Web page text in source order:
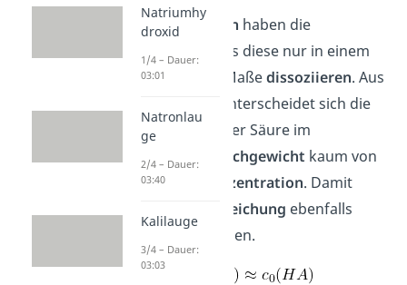
Schwache Säuren haben die
Eigenschaft
, dass diese nur in einem
sehrgeringem Maßedissoziieren. Aus
diesem Grund unterscheidet sich die
Konzentration
der Säure im
chemischen
Gleichgewicht kaum von
derAnfangskonzentration. Damit
Gleichung ebenfalls
etwas vereinfachen.
Natriumhy
droxid
1/4 – Dauer:
03:01
Natronlau
ge
2/4 – Dauer:
03:40
Kalilauge
3/4 – Dauer:
03:03